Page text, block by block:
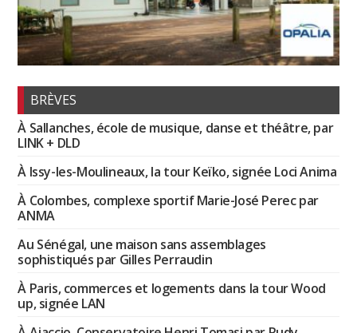
BRÈVES
À Sallanches, école de musique, danse et théâtre, par
LINK + DLD
À Issy-les-Moulineaux, la tour Keïko, signée Loci Anima
À Colombes, complexe sportif Marie-José Perec par
ANMA
Au Sénégal, une maison sans assemblages
sophistiqués par Gilles Perraudin
À Paris, commerces et logements dans la tour Wood
up, signée LAN